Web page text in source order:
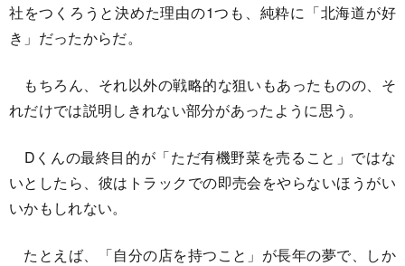
社をつくろうと決めた理由の1つも、純粋に「北海道が好
き」だったからだ。
もちろん、それ以外の戦略的な狙いもあったものの、そ
れだけでは説明しきれない部分があったように思う。
Dくんの最終目的が「ただ有機野菜を売ること」ではな
いとしたら、彼はトラックでの即売会をやらないほうがい
いかもしれない。
たとえば、「自分の店を持つこと」が長年の夢で、しか